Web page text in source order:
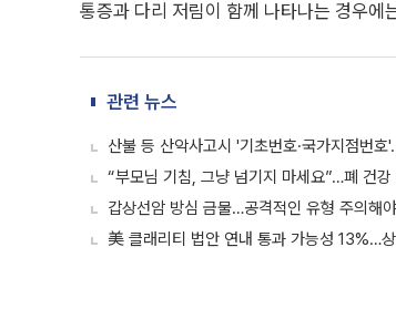
통증과 다리 저림이 함께 나타나는 경우에
관련 뉴스
산불 등 산악사고시 '기초번호·국가지점번호
“부모님 기침, 그냥 넘기지 마세요”…폐 건
갑상선암 방심 금물…공격적인 유형 주의해
美 클래리티 법안 연내 통과 가능성 13%…